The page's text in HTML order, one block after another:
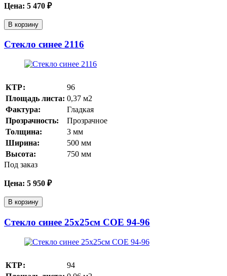
Цена: 5 470 ₽
В корзину
Стекло синее 2116
КТР:
96
Площадь листа: 0,37 м2
Фактура:
Гладкая
Прозрачность:
Прозрачное
Толщина:
3 мм
Ширина:
500 мм
Высота:
750 мм
Под заказ
Цена: 5 950 ₽
В корзину
Стекло синее 25х25см COE 94-96
КТР:
94